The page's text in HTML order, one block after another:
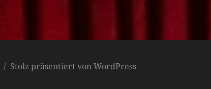
Stolz präsentiert von WordPress